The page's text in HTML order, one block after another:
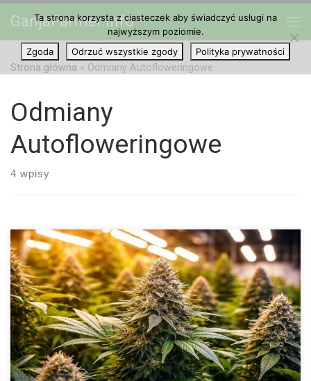
Przejdź do treści
GanjaFarmer.info
Strona główna » Odmiany Autofloweringowe
Odmiany
Autofloweringowe
4 wpisy
Automatyczne odmiany konopi od kilku lat należą do najczęściej
omawianych segmentów rynku i trudno się temu dziwić. Jeszcze
stosunkowo niedawno były postrzegane głównie jako
ciekawostka genetyczna oraz rozwiązanie kierowane do
węższego grona odbiorców. Dziś sytuacja wygląda zupełnie
inaczej. Nowoczesne automaty przeszły ogromną przemianę i z
niszowej kategorii stały się pełnoprawnym elementem
współczesnej oferty konopnej, cenionym za swoją specyfikę,
przewidywalność oraz […]
Ta strona korzysta z ciasteczek aby świadczyć usługi na
najwyższym poziomie.
Zgoda
Odrzuć wszystkie zgody Polityka prywatności